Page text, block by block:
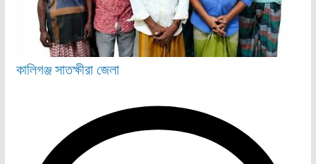
কালিগঞ্জসাতক্ষীরা জেলা